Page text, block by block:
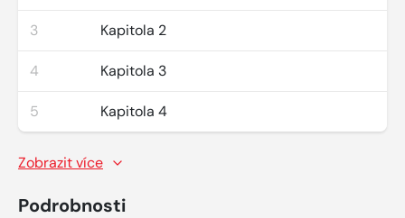
3 Kapitola 2
4 Kapitola 3
5 Kapitola 4
Zobrazit více
Podrobnosti